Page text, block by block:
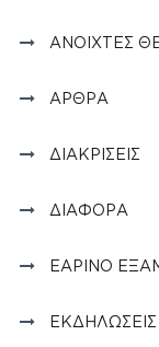
ΑΝΟΙΧΤΈΣ
ΆΡΘΡΑ
ΔΙΑΚΡΊΣΕΙΣ
ΔΙΆΦΟΡΑ
ΕΑΡΙΝΌ
ΕΚΔΗΛΏΣΕΙΣ